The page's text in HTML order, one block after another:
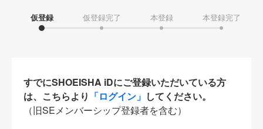
仮登録 仮登録完了 本登録 本登録完了
すでにSHOEISHA iDにご登録いただいている方
は、こちらより 「ログイン」 してください。
（旧SEメンバーシップ登録者を含む）